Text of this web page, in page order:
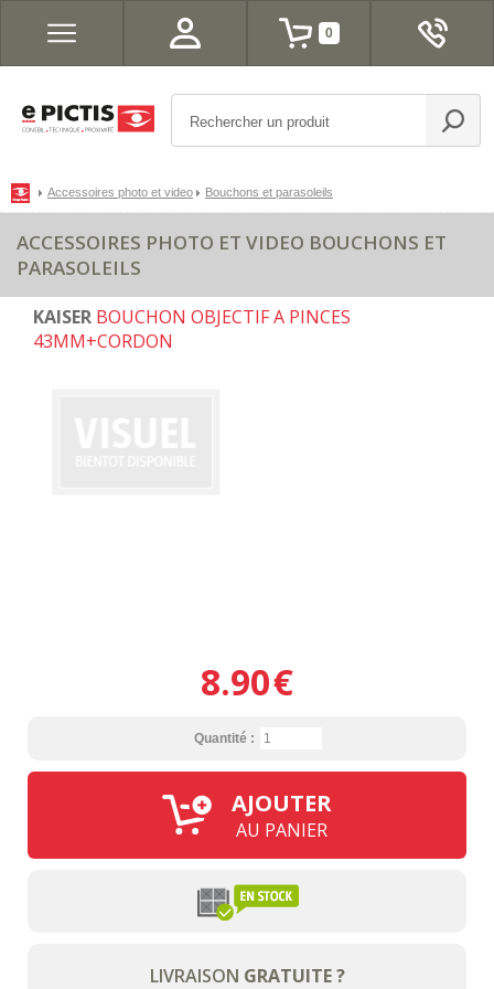
0
Accessoires photo et video Bouchons et parasoleils
ACCESSOIRES PHOTO ET VIDEO BOUCHONS ET
PARASOLEILS
KAISER BOUCHON OBJECTIF A PINCES
43MM+CORDON
8.90€
Quantité :
AJOUTER
AU PANIER
LIVRAISON GRATUITE ?